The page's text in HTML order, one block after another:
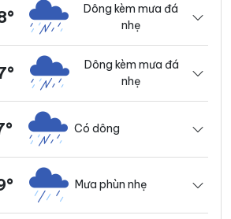
Dông kèm mưa đá
nhẹ
Dông kèm mưa đá
nhẹ
Có dông
Mưa phùn nhẹ